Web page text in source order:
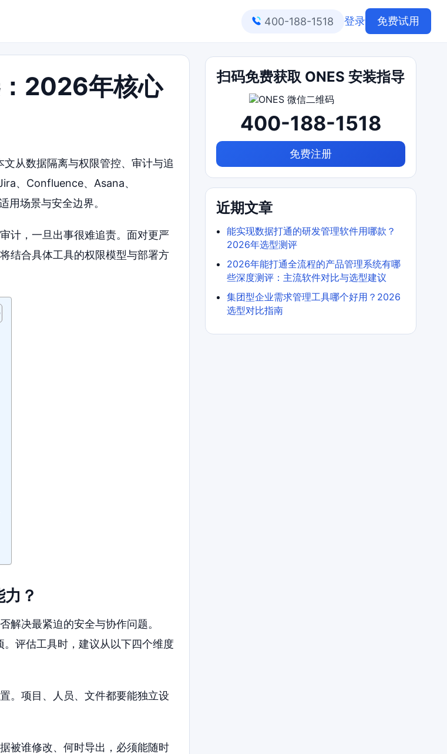
400-188-1518 登录 免费试用
2026年核心
从数据隔离与权限管控、审计与追
、Confluence、Asana、
场景与安全边界。
计，一旦出事很难追责。面对更严
结合具体工具的权限模型与部署方
？
解决最紧迫的安全与协作问题。
评估工具时，建议从以下四个维度
。项目、人员、文件都要能独立设
被谁修改、何时导出，必须能随时
扫码免费获取 ONES 安装指导
400-188-1518
免费注册
近期文章
能实现数据打通的研发管理软件用哪款？
2026年选型测评
2026年能打通全流程的产品管理系统有哪
些深度测评：主流软件对比与选型建议
集团型企业需求管理工具哪个好用？2026
选型对比指南